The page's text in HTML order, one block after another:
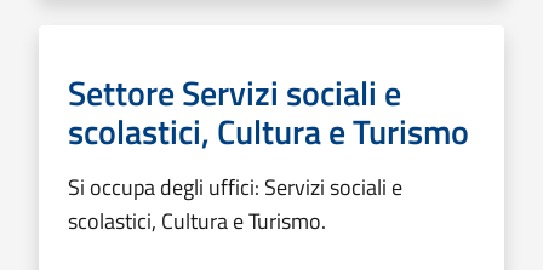
Settore Servizi sociali e
scolastici, Cultura e Turismo
Si occupa degli uffici: Servizi sociali e
scolastici, Cultura e Turismo.